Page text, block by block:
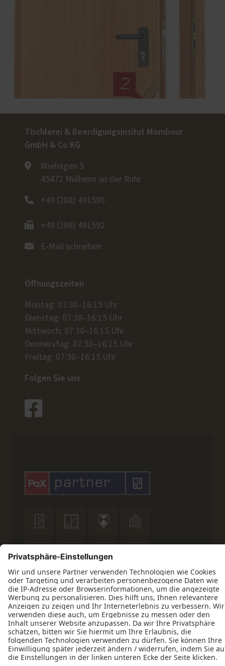
Tischlerei & Beerdigungsinsitut Mombour
GmbH & Co KG
Wiehagen 5
45472 Mülheim an der Ruhr
+49 (208) 491590
+49 (208) 491592
E-Mail schreiben
Öffnungszeiten
Montag: 07:30–16:15 Uhr
Dienstag: 07:30–16:15 Uhr
Mittwoch: 07:30–16:15 Uhr
Donnerstag: 07:30–16:15 Uhr
Freitag: 07:30–16:15 Uhr
Folgen Sie uns
  
  
 
Datenschutz Impressum
Kontakt